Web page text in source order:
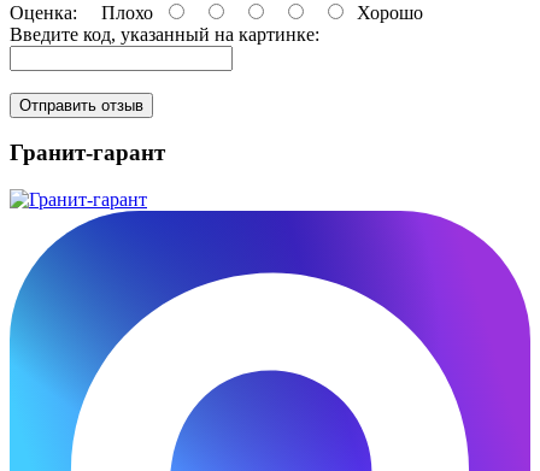
Оценка: Плохо
Хорошо
Введите код, указанный на картинке:
Отправить отзыв
Гранит-гарант